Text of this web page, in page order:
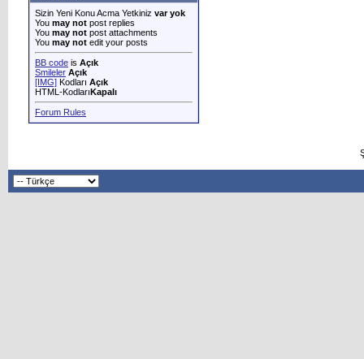
Sizin Yeni Konu Acma Yetkiniz var yok
You may not post replies
You may not post attachments
You may not edit your posts
BB code is Açık
Smileler Açık
[IMG] Kodları Açık
HTML-KodlarıKapalı
Forum Rules